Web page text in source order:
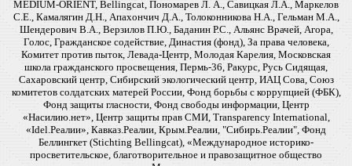
MEDIUM-ORIENT, Bellingcat, Пономарев Л. А., Савицкая Л.А., Маркелов
С.Е., Камалягин Д.Н., Апахончич Д.А., Толоконникова Н.А., Гельман М.А.,
Шендерович В.А., Верзилов П.Ю., Баданин Р.С., Альянс Врачей, Агора,
Голос, Гражданское содействие, Династия (фонд), За права человека,
Комитет против пыток, Левада-Центр, Молодая Карелия, Московская
школа гражданского просвещения, Пермь-36, Ракурс, Русь Сидящая,
Сахаровский центр, Сибирский экологический центр, ИАЦ Сова, Союз
комитетов солдатских матерей России, Фонд борьбы с коррупцией (ФБК),
Фонд защиты гласности, Фонд свободы информации, Центр
«Насилию.нет», Центр защиты прав СМИ, Transparency International,
«Idel.Реалии», Кавказ.Реалии, Крым.Реалии, "Сибирь.Реалии", Фонд
Беллингкет (Stichting Bellingcat), «Международное историко-
просветительское, благотворительное и правозащитное общество